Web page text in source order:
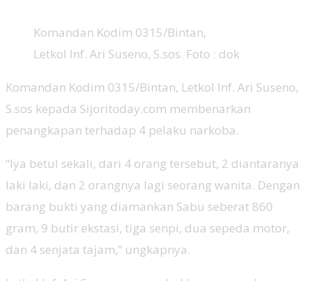
Komandan Kodim 0315/Bintan,
Letkol Inf. Ari Suseno, S.sos. Foto : dok
Komandan Kodim 0315/Bintan, Letkol Inf. Ari Suseno,
S.sos kepada Sijoritoday.com membenarkan
penangkapan terhadap 4 pelaku narkoba.
“Iya betul sekali, dari 4 orang tersebut, 2 diantaranya
laki laki, dan 2 orangnya lagi seorang wanita. Dengan
barang bukti yang diamankan Sabu seberat 860
gram, 9 butir ekstasi, tiga senpi, dua sepeda motor,
dan 4 senjata tajam,” ungkapnya.